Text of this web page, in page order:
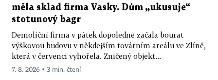
měla sklad firma Vasky. Dům „ukusuje“
stotunový bagr
Demoliční firma v pátek dopoledne začala bourat
výškovou budovu v někdejším továrním areálu ve Zlíně,
která v červenci vyhořela. Zničený objekt...
7. 8. 2026 ▪ 3 min. čtení